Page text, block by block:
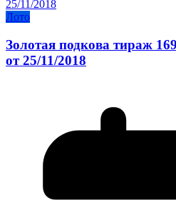
Лото
Золотая подкова тираж
от 25/11/2018